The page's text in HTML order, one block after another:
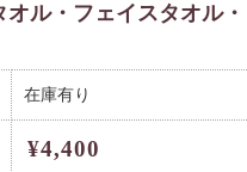
オル・フェイスタオル
在庫有り
¥4,400